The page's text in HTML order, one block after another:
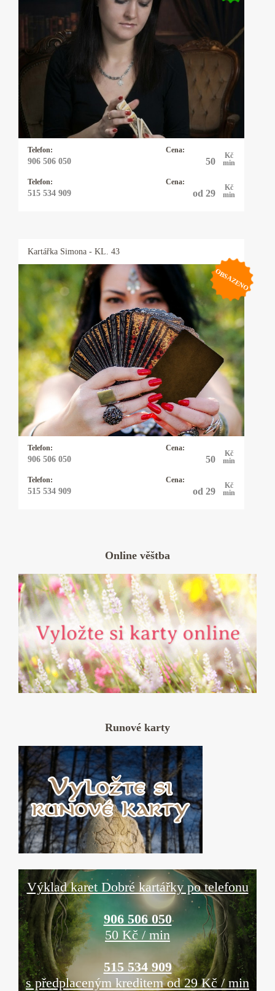
Telefon:
906 506 050
Cena:
50
Kč
min
Telefon:
515 534 909
Cena:
od 29
Kč
min
Jsem empat, médium a průvodce skrze
prorocké sny, intuici a spiritualitu. Od dětství
přicházejí ke mně vize, odpovědi a vhledy,
umožňující nahlédnout do situací a poskytovat
vedení. Mou vášní je tarot, fascinují mě jeho
symboly, barvy a hloubka, která se prolíná do
každodenního života. Ráda s vámi proberu
vaše důležité vztahové, profesní i životní
Kartářka Simona - KL. 43
OBSAZENO
Telefon:
906 506 050
Cena:
50
Kč
min
Telefon:
515 534 909
Cena:
od 29
Kč
min
Kartářka Simona
Trápí tě láska? Máš problémy v práci, nebo
snad nevíš, která cesta je správná? Pokud
hledáš odpověď, velmi ráda ti poradim. Moje
výklady jsou profesionální a vykládám z
tarotovych, lenormand a andělských karet. Mé
poslání spočívá v pomoci. Těším se na tebe.
Online věštba
Runové karty
Výklad karet Dobré kartářky po telefonu
906 506 050
50 Kč / min
515 534 909
s předplaceným kreditem od 29 Kč / min